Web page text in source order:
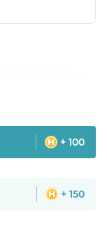
+ 100
+ 150